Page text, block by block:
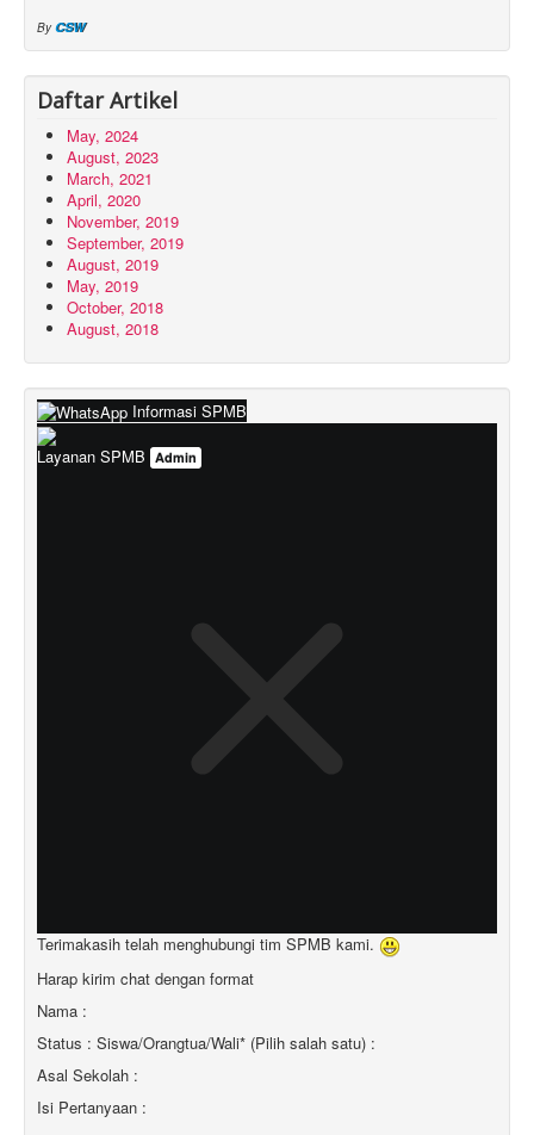
ByCSW
Daftar Artikel
May, 2024
August, 2023
March, 2021
April, 2020
November, 2019
September, 2019
August, 2019
May, 2019
October, 2018
August, 2018
Informasi SPMB
Layanan SPMB Admin
Terimakasih telah menghubungi tim SPMB kami.
Harap kirim chat dengan format
Nama :
Status : Siswa/Orangtua/Wali* (Pilih salah satu) :
Asal Sekolah :
Isi Pertanyaan :